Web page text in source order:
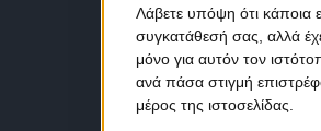
Λάβετε υπόψη ότι κάποια
συγκατάθεσή σας, αλλά
μόνο για αυτόν τον
ανά πάσα στιγμή
μέρος της ιστοσελίδας.